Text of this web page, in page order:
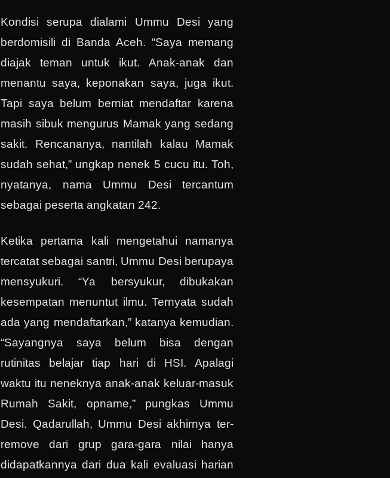
Kondisi serupa dialami Ummu Desi yang
berdomisili di Banda Aceh. “Saya memang
diajak teman untuk ikut. Anak-anak dan
menantu saya, keponakan saya, juga ikut.
Tapi saya belum berniat mendaftar karena
masih sibuk mengurus Mamak yang sedang
sakit. Rencananya, nantilah kalau Mamak
sudah sehat,” ungkap nenek 5 cucu itu. Toh,
nyatanya, nama Ummu Desi tercantum
sebagai peserta angkatan 242.
Ketika pertama kali mengetahui namanya
tercatat sebagai santri, Ummu Desi berupaya
mensyukuri. “Ya bersyukur, dibukakan
kesempatan menuntut ilmu. Ternyata sudah
ada yang mendaftarkan,” katanya kemudian.
“Sayangnya saya belum bisa dengan
rutinitas belajar tiap hari di HSI. Apalagi
waktu itu neneknya anak-anak keluar-masuk
Rumah Sakit, opname,” pungkas Ummu
Desi. Qadarullah, Ummu Desi akhirnya ter-
remove dari grup gara-gara nilai hanya
didapatkannya dari dua kali evaluasi harian